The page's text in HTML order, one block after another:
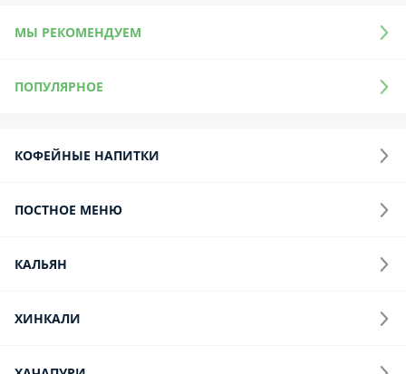
с авокадо, томатами и листьями салата микс.
820 ₽